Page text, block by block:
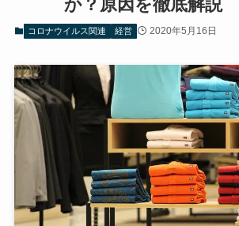
か？原因を徹底解説
コロナウイルス関連 経営 2020年5月16日